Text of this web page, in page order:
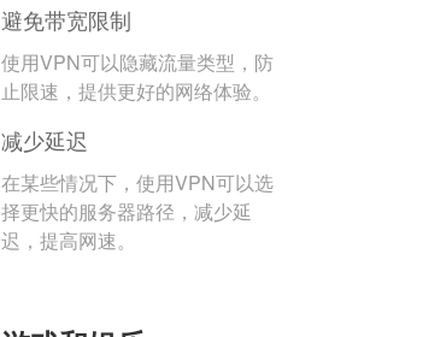
避免带宽限制
使用VPN可以隐藏流量类型，防
止限速，提供更好的网络体验。
减少延迟
在某些情况下，使用VPN可以选
择更快的服务器路径，减少延
迟，提高网速。